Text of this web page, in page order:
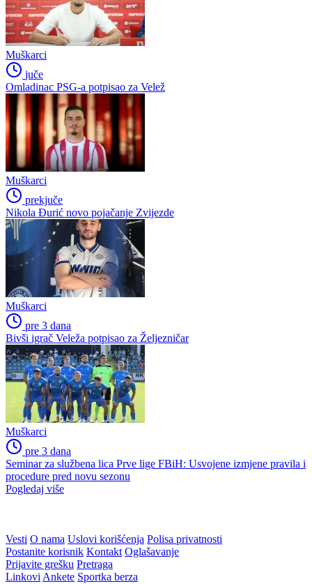
Muškarci
juče
Omladinac PSG-a potpisao za Velež
Muškarci
prekjuče
Nikola Đurić novo pojačanje Zvijezde
Muškarci
pre 3 dana
Bivši igrač Veleža potpisao za Željezničar
Muškarci
pre 3 dana
Seminar za službena lica Prve lige FBiH: Usvojene izmjene pravila i
procedure pred novu sezonu
Pogledaj više
Vesti O nama Uslovi korišćenja Polisa privatnosti
Postanite korisnik Kontakt Oglašavanje
Prijavite grešku Pretraga
Linkovi Ankete Sportka berza